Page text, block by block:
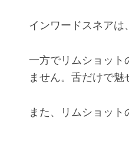
インワードスネアは
一方でリムショット
ません。舌だけで魅
また、リムショット